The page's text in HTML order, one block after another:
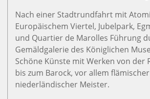
Nach einer Stadtrundfahrt mit
Europäischem Viertel, Jubelpark,
und Quartier de Marolles Führung
Gemäldgalerie des Königlichen
Schöne Künste mit Werken von der
bis zum Barock, vor allem
niederländischer Meister.